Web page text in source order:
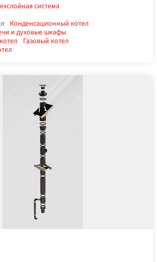
система
Конденсационный котел
и духовые шкафы
Газовый котел